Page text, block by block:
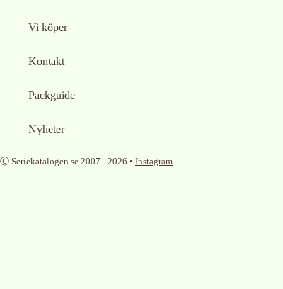
Vi köper
Kontakt
Packguide
Nyheter
Ⓒ Seriekatalogen.se 2007 - 2026 • Instagram